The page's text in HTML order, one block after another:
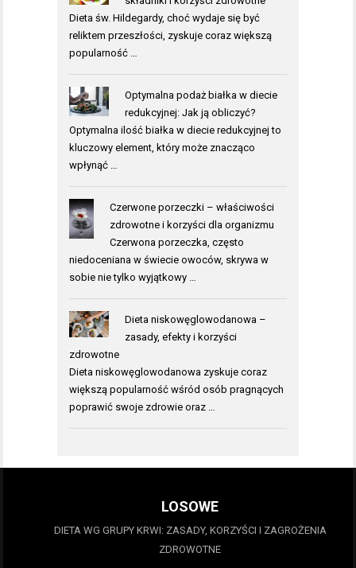
Dieta św. Hildegardy, choć wydaje się być
reliktem przeszłości, zyskuje coraz większą
popularność …
Optymalna podaż białka w diecie
redukcyjnej: Jak ją obliczyć?
Optymalna ilość białka w diecie redukcyjnej to
kluczowy element, który może znacząco
wpłynąć …
Czerwone porzeczki – właściwości
zdrowotne i korzyści dla organizmu
Czerwona porzeczka, często
niedoceniana w świecie owoców, skrywa w
sobie nie tylko wyjątkowy …
Dieta niskowęglowodanowa –
zasady, efekty i korzyści
zdrowotne
Dieta niskowęglowodanowa zyskuje coraz
większą popularność wśród osób pragnących
poprawić swoje zdrowie oraz …
LOSOWE
DIETA WG GRUPY KRWI: ZASADY, KORZYŚCI I ZAGROŻENIA
ZDROWOTNE